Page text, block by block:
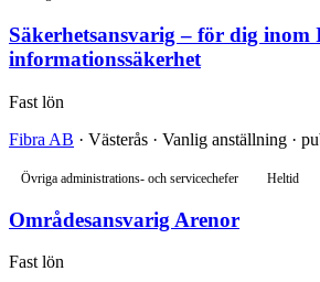
Säkerhetsansvarig – för dig inom
informationssäkerhet
Fast lön
Fibra AB · Västerås · Vanlig anställning ·
Övriga administrations- och servicechefer Heltid
Områdesansvarig Arenor
Fast lön